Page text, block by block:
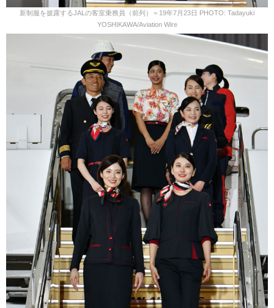
新制服を披露するJALの客室乗務員（前列）＝19年7月23日 PHOTO: Tadayuki
YOSHIKAWA/Aviation Wire